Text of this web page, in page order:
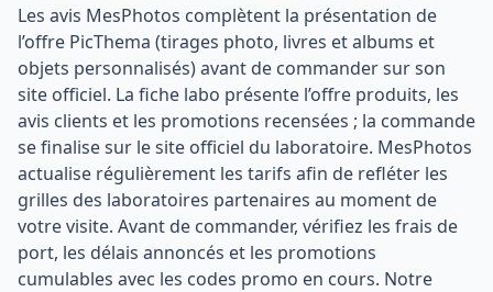
Les avis MesPhotos complètent la présentation de
l’offre PicThema (tirages photo, livres et albums et
objets personnalisés) avant de commander sur son
site officiel. La fiche labo présente l’offre produits, les
avis clients et les promotions recensées ; la commande
se finalise sur le site officiel du laboratoire. MesPhotos
actualise régulièrement les tarifs afin de refléter les
grilles des laboratoires partenaires au moment de
votre visite. Avant de commander, vérifiez les frais de
port, les délais annoncés et les promotions
cumulables avec les codes promo en cours. Notre